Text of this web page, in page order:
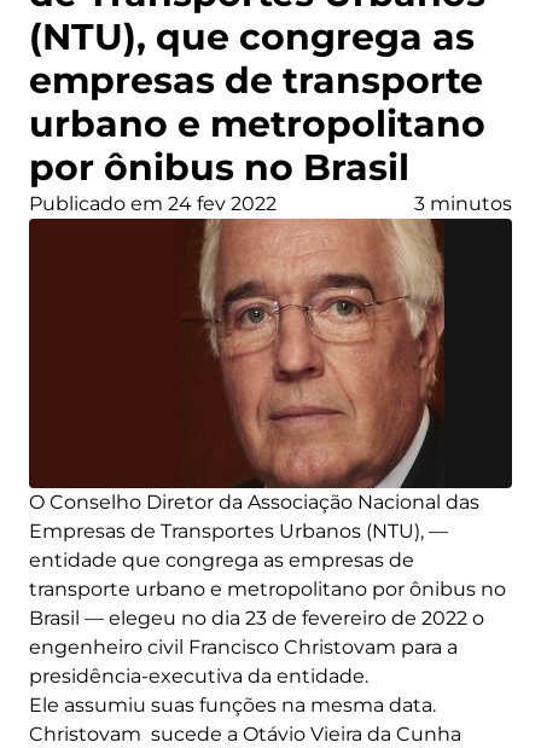
(NTU), que congrega as
empresas de transporte
urbano e metropolitano
por ônibus no Brasil
Publicado em 24 fev 2022 3 minutos
O Conselho Diretor da Associação Nacional das
Empresas de Transportes Urbanos (NTU), —
entidade que congrega as empresas de
transporte urbano e metropolitano por ônibus no
Brasil — elegeu no dia 23 de fevereiro de 2022 o
engenheiro civil Francisco Christovam para a
presidência-executiva da entidade.
Ele assumiu suas funções na mesma data.
Christovam sucede a Otávio Vieira da Cunha